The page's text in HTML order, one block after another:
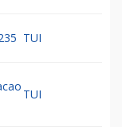
TUI
TUI